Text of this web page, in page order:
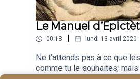
Le Manuel
00:13 lundi 13 avril 2020
Ne t’attends pas à ce que
comme tu le souhaites; mais